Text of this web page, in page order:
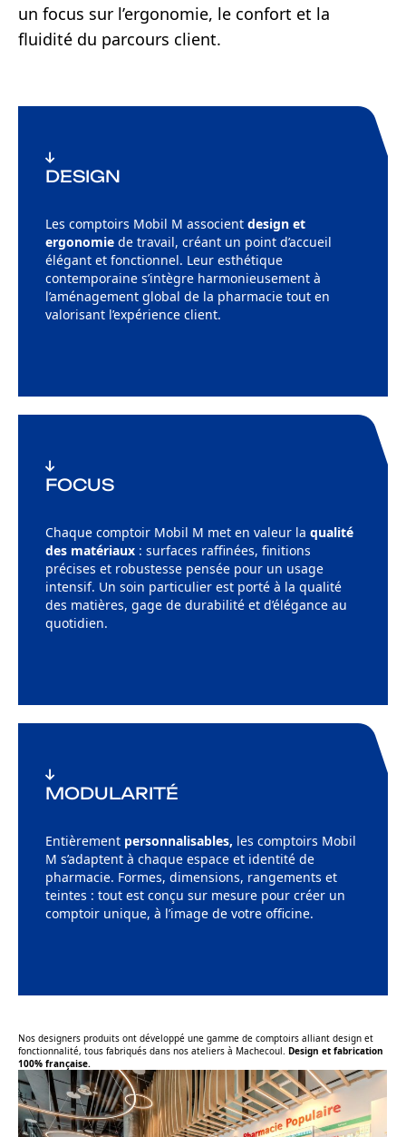
un focus sur l’ergonomie, le confort et la
fluidité du parcours client.
DESIGN
Les comptoirs Mobil M associent design et
ergonomie de travail, créant un point d’accueil
élégant et fonctionnel. Leur esthétique
contemporaine s’intègre harmonieusement à
l’aménagement global de la pharmacie tout en
valorisant l’expérience client.
FOCUS
Chaque comptoir Mobil M met en valeur la qualité
des matériaux : surfaces raffinées, finitions
précises et robustesse pensée pour un usage
intensif. Un soin particulier est porté à la qualité
des matières, gage de durabilité et d’élégance au
quotidien.
MODULARITÉ
Entièrement personnalisables, les comptoirs Mobil
M s’adaptent à chaque espace et identité de
pharmacie. Formes, dimensions, rangements et
teintes : tout est conçu sur mesure pour créer un
comptoir unique, à l’image de votre officine.
Nos designers produits ont développé une gamme de comptoirs alliant design et
fonctionnalité, tous fabriqués dans nos ateliers à Machecoul. Design et fabrication
100% française.